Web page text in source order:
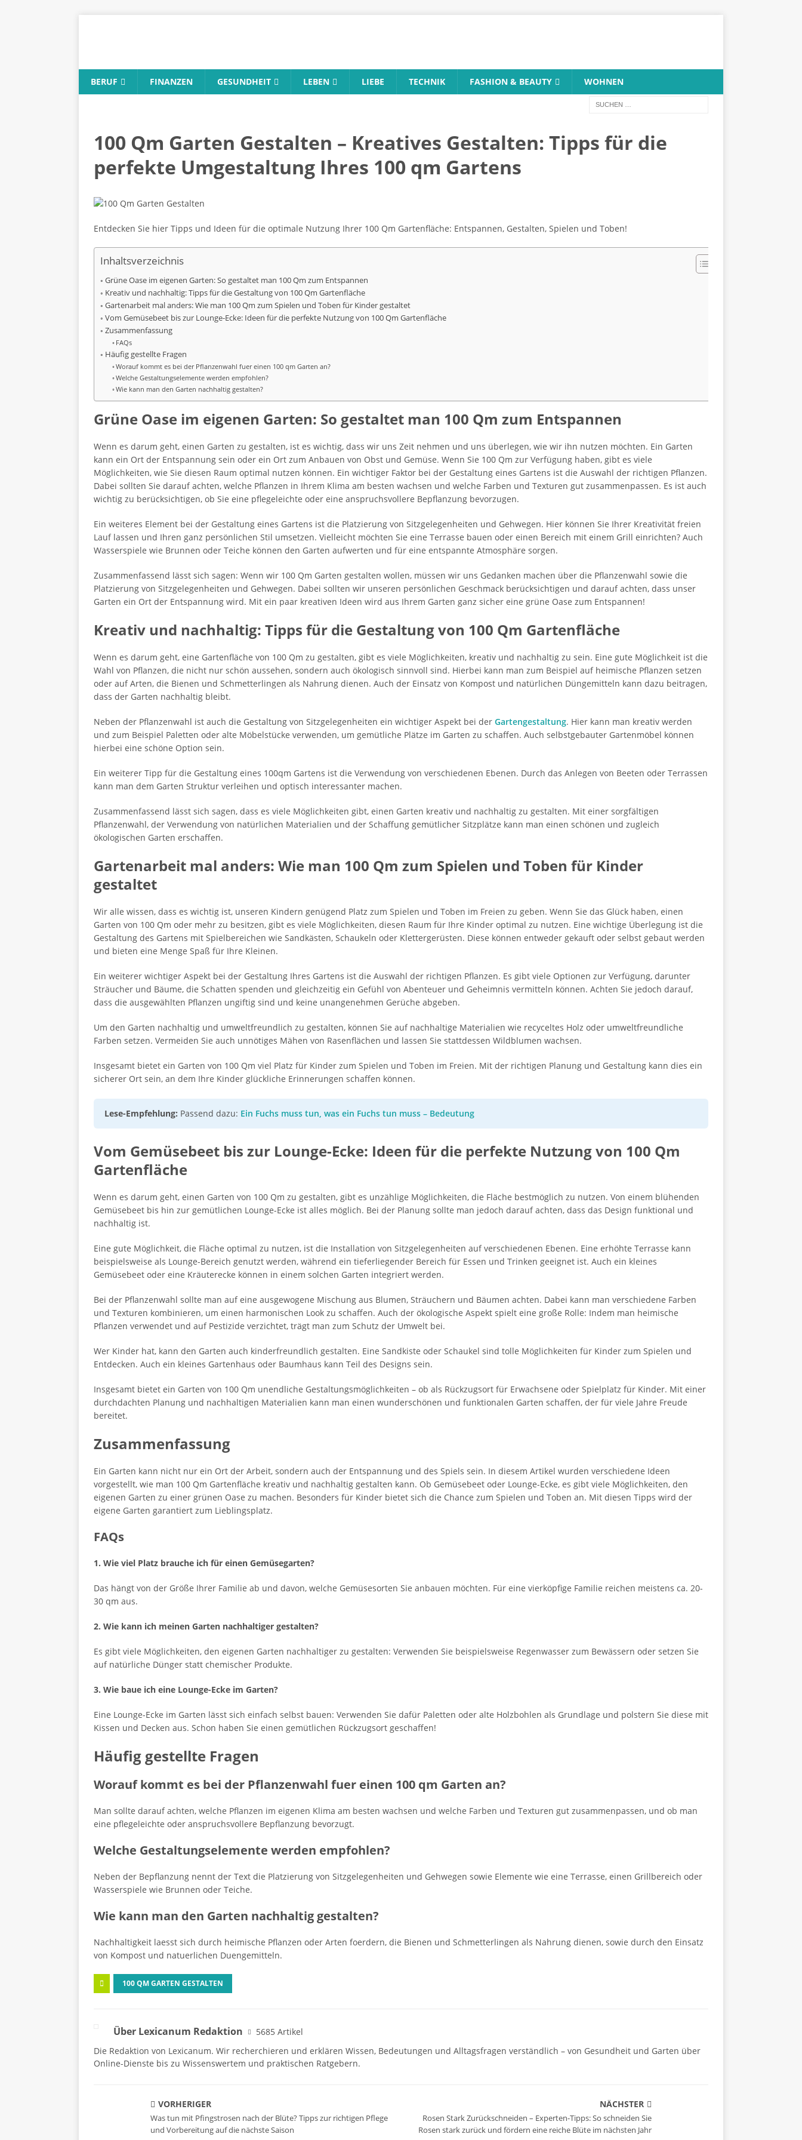
BERUF FINANZEN GESUNDHEIT LEBEN LIEBE TECHNIK FASHION & BEAUTY WOHNEN
100 Qm Garten Gestalten – Kreatives Gestalten: Tipps für die
perfekte Umgestaltung Ihres 100 qm Gartens
Entdecken Sie hier Tipps und Ideen für die optimale Nutzung Ihrer 100 Qm Gartenfläche: Entspannen, Gestalten, Spielen und Toben!
Inhaltsverzeichnis
Grüne Oase im eigenen Garten: So gestaltet man 100 Qm zum Entspannen
Kreativ und nachhaltig: Tipps für die Gestaltung von 100 Qm Gartenfläche
Gartenarbeit mal anders: Wie man 100 Qm zum Spielen und Toben für Kinder gestaltet
Vom Gemüsebeet bis zur Lounge-Ecke: Ideen für die perfekte Nutzung von 100 Qm Gartenfläche
Zusammenfassung
FAQs
Häufig gestellte Fragen
Worauf kommt es bei der Pflanzenwahl fuer einen 100 qm Garten an?
Welche Gestaltungselemente werden empfohlen?
Wie kann man den Garten nachhaltig gestalten?
Grüne Oase im eigenen Garten: So gestaltet man 100 Qm zum Entspannen
Wenn es darum geht, einen Garten zu gestalten, ist es wichtig, dass wir uns Zeit nehmen und uns überlegen, wie wir ihn nutzen möchten. Ein Garten
kann ein Ort der Entspannung sein oder ein Ort zum Anbauen von Obst und Gemüse. Wenn Sie 100 Qm zur Verfügung haben, gibt es viele
Möglichkeiten, wie Sie diesen Raum optimal nutzen können. Ein wichtiger Faktor bei der Gestaltung eines Gartens ist die Auswahl der richtigen Pflanzen.
Dabei sollten Sie darauf achten, welche Pflanzen in Ihrem Klima am besten wachsen und welche Farben und Texturen gut zusammenpassen. Es ist auch
wichtig zu berücksichtigen, ob Sie eine pflegeleichte oder eine anspruchsvollere Bepflanzung bevorzugen.
Ein weiteres Element bei der Gestaltung eines Gartens ist die Platzierung von Sitzgelegenheiten und Gehwegen. Hier können Sie Ihrer Kreativität freien
Lauf lassen und Ihren ganz persönlichen Stil umsetzen. Vielleicht möchten Sie eine Terrasse bauen oder einen Bereich mit einem Grill einrichten? Auch
Wasserspiele wie Brunnen oder Teiche können den Garten aufwerten und für eine entspannte Atmosphäre sorgen.
Zusammenfassend lässt sich sagen: Wenn wir 100 Qm Garten gestalten wollen, müssen wir uns Gedanken machen über die Pflanzenwahl sowie die
Platzierung von Sitzgelegenheiten und Gehwegen. Dabei sollten wir unseren persönlichen Geschmack berücksichtigen und darauf achten, dass unser
Garten ein Ort der Entspannung wird. Mit ein paar kreativen Ideen wird aus Ihrem Garten ganz sicher eine grüne Oase zum Entspannen!
Kreativ und nachhaltig: Tipps für die Gestaltung von 100 Qm Gartenfläche
Wenn es darum geht, eine Gartenfläche von 100 Qm zu gestalten, gibt es viele Möglichkeiten, kreativ und nachhaltig zu sein. Eine gute Möglichkeit ist die
Wahl von Pflanzen, die nicht nur schön aussehen, sondern auch ökologisch sinnvoll sind. Hierbei kann man zum Beispiel auf heimische Pflanzen setzen
oder auf Arten, die Bienen und Schmetterlingen als Nahrung dienen. Auch der Einsatz von Kompost und natürlichen Düngemitteln kann dazu beitragen,
dass der Garten nachhaltig bleibt.
Neben der Pflanzenwahl ist auch die Gestaltung von Sitzgelegenheiten ein wichtiger Aspekt bei der Gartengestaltung. Hier kann man kreativ werden
und zum Beispiel Paletten oder alte Möbelstücke verwenden, um gemütliche Plätze im Garten zu schaffen. Auch selbstgebauter Gartenmöbel können
hierbei eine schöne Option sein.
Ein weiterer Tipp für die Gestaltung eines 100qm Gartens ist die Verwendung von verschiedenen Ebenen. Durch das Anlegen von Beeten oder Terrassen
kann man dem Garten Struktur verleihen und optisch interessanter machen.
Zusammenfassend lässt sich sagen, dass es viele Möglichkeiten gibt, einen Garten kreativ und nachhaltig zu gestalten. Mit einer sorgfältigen
Pflanzenwahl, der Verwendung von natürlichen Materialien und der Schaffung gemütlicher Sitzplätze kann man einen schönen und zugleich
ökologischen Garten erschaffen.
Gartenarbeit mal anders: Wie man 100 Qm zum Spielen und Toben für Kinder
gestaltet
Wir alle wissen, dass es wichtig ist, unseren Kindern genügend Platz zum Spielen und Toben im Freien zu geben. Wenn Sie das Glück haben, einen
Garten von 100 Qm oder mehr zu besitzen, gibt es viele Möglichkeiten, diesen Raum für Ihre Kinder optimal zu nutzen. Eine wichtige Überlegung ist die
Gestaltung des Gartens mit Spielbereichen wie Sandkästen, Schaukeln oder Klettergerüsten. Diese können entweder gekauft oder selbst gebaut werden
und bieten eine Menge Spaß für Ihre Kleinen.
Ein weiterer wichtiger Aspekt bei der Gestaltung Ihres Gartens ist die Auswahl der richtigen Pflanzen. Es gibt viele Optionen zur Verfügung, darunter
Sträucher und Bäume, die Schatten spenden und gleichzeitig ein Gefühl von Abenteuer und Geheimnis vermitteln können. Achten Sie jedoch darauf,
dass die ausgewählten Pflanzen ungiftig sind und keine unangenehmen Gerüche abgeben.
Um den Garten nachhaltig und umweltfreundlich zu gestalten, können Sie auf nachhaltige Materialien wie recyceltes Holz oder umweltfreundliche
Farben setzen. Vermeiden Sie auch unnötiges Mähen von Rasenflächen und lassen Sie stattdessen Wildblumen wachsen.
Insgesamt bietet ein Garten von 100 Qm viel Platz für Kinder zum Spielen und Toben im Freien. Mit der richtigen Planung und Gestaltung kann dies ein
sicherer Ort sein, an dem Ihre Kinder glückliche Erinnerungen schaffen können.
Lese-Empfehlung: Passend dazu: Ein Fuchs muss tun, was ein Fuchs tun muss – Bedeutung
Vom Gemüsebeet bis zur Lounge-Ecke: Ideen für die perfekte Nutzung von 100 Qm
Gartenfläche
Wenn es darum geht, einen Garten von 100 Qm zu gestalten, gibt es unzählige Möglichkeiten, die Fläche bestmöglich zu nutzen. Von einem blühenden
Gemüsebeet bis hin zur gemütlichen Lounge-Ecke ist alles möglich. Bei der Planung sollte man jedoch darauf achten, dass das Design funktional und
nachhaltig ist.
Eine gute Möglichkeit, die Fläche optimal zu nutzen, ist die Installation von Sitzgelegenheiten auf verschiedenen Ebenen. Eine erhöhte Terrasse kann
beispielsweise als Lounge-Bereich genutzt werden, während ein tieferliegender Bereich für Essen und Trinken geeignet ist. Auch ein kleines
Gemüsebeet oder eine Kräuterecke können in einem solchen Garten integriert werden.
Bei der Pflanzenwahl sollte man auf eine ausgewogene Mischung aus Blumen, Sträuchern und Bäumen achten. Dabei kann man verschiedene Farben
und Texturen kombinieren, um einen harmonischen Look zu schaffen. Auch der ökologische Aspekt spielt eine große Rolle: Indem man heimische
Pflanzen verwendet und auf Pestizide verzichtet, trägt man zum Schutz der Umwelt bei.
Wer Kinder hat, kann den Garten auch kinderfreundlich gestalten. Eine Sandkiste oder Schaukel sind tolle Möglichkeiten für Kinder zum Spielen und
Entdecken. Auch ein kleines Gartenhaus oder Baumhaus kann Teil des Designs sein.
Insgesamt bietet ein Garten von 100 Qm unendliche Gestaltungsmöglichkeiten – ob als Rückzugsort für Erwachsene oder Spielplatz für Kinder. Mit einer
durchdachten Planung und nachhaltigen Materialien kann man einen wunderschönen und funktionalen Garten schaffen, der für viele Jahre Freude
bereitet.
Zusammenfassung
Ein Garten kann nicht nur ein Ort der Arbeit, sondern auch der Entspannung und des Spiels sein. In diesem Artikel wurden verschiedene Ideen
vorgestellt, wie man 100 Qm Gartenfläche kreativ und nachhaltig gestalten kann. Ob Gemüsebeet oder Lounge-Ecke, es gibt viele Möglichkeiten, den
eigenen Garten zu einer grünen Oase zu machen. Besonders für Kinder bietet sich die Chance zum Spielen und Toben an. Mit diesen Tipps wird der
eigene Garten garantiert zum Lieblingsplatz.
FAQs
1. Wie viel Platz brauche ich für einen Gemüsegarten?
Das hängt von der Größe Ihrer Familie ab und davon, welche Gemüsesorten Sie anbauen möchten. Für eine vierköpfige Familie reichen meistens ca. 20-
30 qm aus.
2. Wie kann ich meinen Garten nachhaltiger gestalten?
Es gibt viele Möglichkeiten, den eigenen Garten nachhaltiger zu gestalten: Verwenden Sie beispielsweise Regenwasser zum Bewässern oder setzen Sie
auf natürliche Dünger statt chemischer Produkte.
3. Wie baue ich eine Lounge-Ecke im Garten?
Eine Lounge-Ecke im Garten lässt sich einfach selbst bauen: Verwenden Sie dafür Paletten oder alte Holzbohlen als Grundlage und polstern Sie diese mit
Kissen und Decken aus. Schon haben Sie einen gemütlichen Rückzugsort geschaffen!
Häufig gestellte Fragen
Worauf kommt es bei der Pflanzenwahl fuer einen 100 qm Garten an?
Man sollte darauf achten, welche Pflanzen im eigenen Klima am besten wachsen und welche Farben und Texturen gut zusammenpassen, und ob man
eine pflegeleichte oder anspruchsvollere Bepflanzung bevorzugt.
Welche Gestaltungselemente werden empfohlen?
Neben der Bepflanzung nennt der Text die Platzierung von Sitzgelegenheiten und Gehwegen sowie Elemente wie eine Terrasse, einen Grillbereich oder
Wasserspiele wie Brunnen oder Teiche.
Wie kann man den Garten nachhaltig gestalten?
Nachhaltigkeit laesst sich durch heimische Pflanzen oder Arten foerdern, die Bienen und Schmetterlingen als Nahrung dienen, sowie durch den Einsatz
von Kompost und natuerlichen Duengemitteln.
100 QM GARTEN GESTALTEN
Über Lexicanum Redaktion
5685 Artikel
Die Redaktion von Lexicanum. Wir recherchieren und erklären Wissen, Bedeutungen und Alltagsfragen verständlich – von Gesundheit und Garten über
Online-Dienste bis zu Wissenswertem und praktischen Ratgebern.
VORHERIGER
Was tun mit Pfingstrosen nach der Blüte? Tipps zur richtigen Pflege
und Vorbereitung auf die nächste Saison
NÄCHSTER
Rosen Stark Zurückschneiden – Experten-Tipps: So schneiden Sie
Rosen stark zurück und fördern eine reiche Blüte im nächsten Jahr